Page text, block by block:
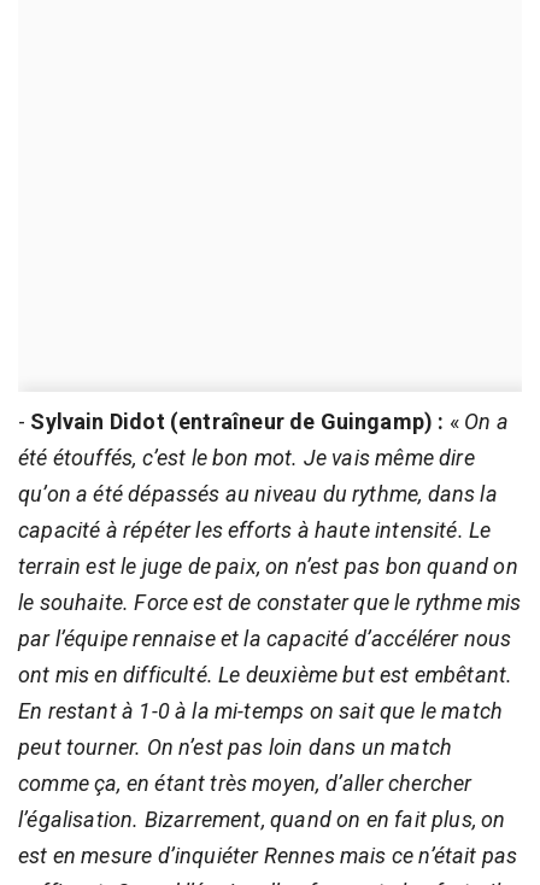
- Sylvain Didot (entraîneur de Guingamp) : « On a
été étouffés, c’est le bon mot. Je vais même dire
qu’on a été dépassés au niveau du rythme, dans la
capacité à répéter les efforts à haute intensité. Le
terrain est le juge de paix, on n’est pas bon quand on
le souhaite. Force est de constater que le rythme mis
par l’équipe rennaise et la capacité d’accélérer nous
ont mis en difficulté. Le deuxième but est embêtant.
En restant à 1-0 à la mi-temps on sait que le match
peut tourner. On n’est pas loin dans un match
comme ça, en étant très moyen, d’aller chercher
l’égalisation. Bizarrement, quand on en fait plus, on
est en mesure d’inquiéter Rennes mais ce n’était pas